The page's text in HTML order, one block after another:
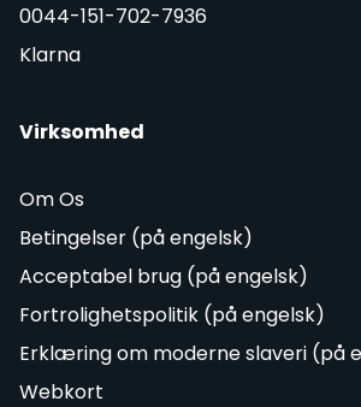
0044-151-702-7936
Klarna
Virksomhed
Om Os
Betingelser (på engelsk)
Acceptabel brug (på engelsk)
Fortrolighetspolitik (på engelsk)
Erklæring om moderne slaveri (på
Webkort